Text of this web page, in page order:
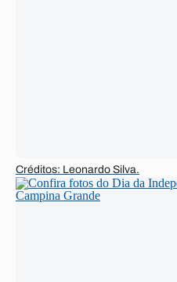
Créditos: Leonardo Silva.